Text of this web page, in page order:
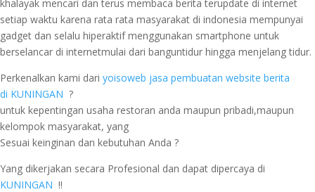
khalayak mencari dan terus membaca berita terupdate di internet
setiap waktu karena rata rata masyarakat di indonesia mempunyai
gadget dan selalu hiperaktif menggunakan smartphone untuk
berselancar di internetmulai dari banguntidur hingga menjelang tidur.
Perkenalkan kami dari yoisoweb jasa pembuatan website berita
di KUNINGAN ?
untuk kepentingan usaha restoran anda maupun pribadi,maupun
kelompok masyarakat, yang
Sesuai keinginan dan kebutuhan Anda ?
Yang dikerjakan secara Profesional dan dapat dipercaya di
KUNINGAN !!